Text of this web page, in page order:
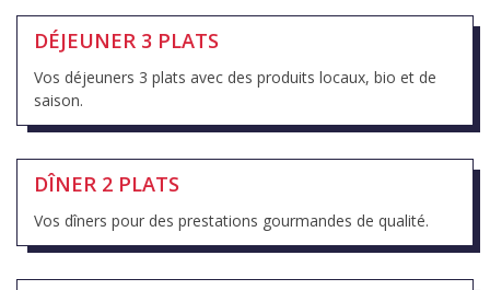
DÉJEUNER 3 PLATS
Vos déjeuners 3 plats avec des produits locaux, bio et de
saison.
DÎNER 2 PLATS
Vos dîners pour des prestations gourmandes de qualité.